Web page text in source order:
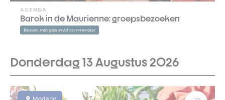
AGENDA
Barok in de Maurienne: groepsbezoeken
Bezoek met gids en/of commentaar
Donderdag 13 Augustus 2026
Modane